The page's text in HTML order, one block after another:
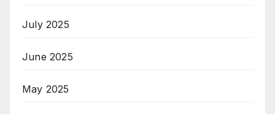
July 2025
June 2025
May 2025